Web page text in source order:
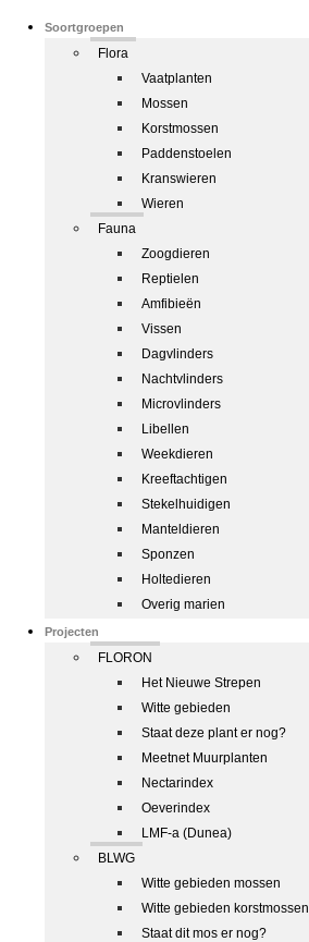
Soortgroepen
Flora
Vaatplanten
Mossen
Korstmossen
Paddenstoelen
Kranswieren
Wieren
Fauna
Zoogdieren
Reptielen
Amfibieën
Vissen
Dagvlinders
Nachtvlinders
Microvlinders
Libellen
Weekdieren
Kreeftachtigen
Stekelhuidigen
Manteldieren
Sponzen
Holtedieren
Overig marien
Projecten
FLORON
Het Nieuwe Strepen
Witte gebieden
Staat deze plant er nog?
Meetnet Muurplanten
Nectarindex
Oeverindex
LMF-a (Dunea)
BLWG
Witte gebieden mossen
Witte gebieden korstmossen
Staat dit mos er nog?